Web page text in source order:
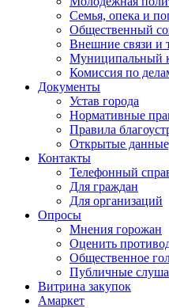
Семья, опека и
Общественный
Внешние связи и
Муниципальный
Комиссия по
Документы
Устав города
Нормативные
Правила
Открытые
Контакты
Телефонный
Для граждан
Для организаций
Опросы
Мнения горожан
Оценить
Общественное
Публичные
Витрина закупок
Амаркет